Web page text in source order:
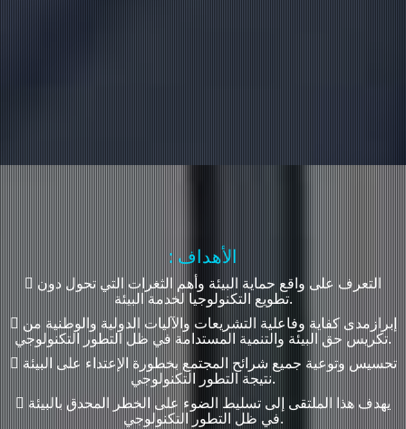
: الأهداف
 التعرف على واقع حماية البيئة وأهم الثغرات التي تحول دون
تطويع التكنولوجيا لخدمة البيئة.
 إبرازمدى كفاية وفاعلية التشريعات والآليات الدولية والوطنية من
تكريس حق البيئة والتنمية المستدامة في ظل التطور التكنولوجي.
 تحسيس وتوعية جميع شرائح المجتمع بخطورة الإعتداء على البيئة
نتيجة التطور التكنولوجي.
 يهدف هذا الملتقى إلى تسليط الضوء على الخطر المحدق بالبيئة
في ظل التطور التكنولوجي.